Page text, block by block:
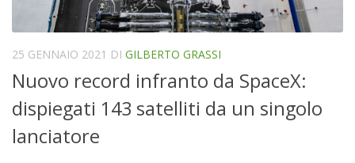
25 GENNAIO 2021 DI GILBERTO GRASSI
Nuovo record infranto da SpaceX:
dispiegati 143 satelliti da un singolo
lanciatore